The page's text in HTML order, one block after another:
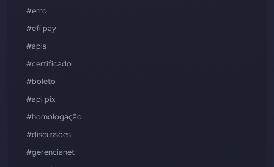
#erro
#efí pay
#apis
#certificado
#boleto
#api pix
#homologação
#discussões
#gerencianet